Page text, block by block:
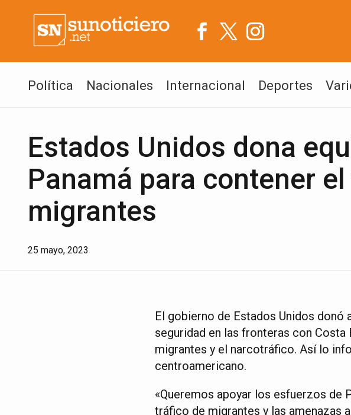
Política Nacionales Internacional Deportes
Estados Unidos dona
Panamá para contener
migrantes
25 mayo, 2023
El gobierno de Estados Unidos
seguridad en las fronteras con
migrantes y el narcotráfico. Así lo
centroamericano.
«Queremos apoyar los esfuerzos de
tráfico de migrantes y las amenazas